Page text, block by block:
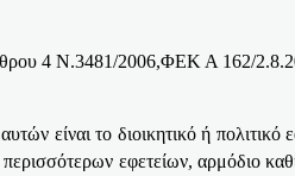
4 Ν.3481/2006,ΦΕΚ Α 162/
είναι το διοικητικό ή
περισσότερων εφετείων, αρμόδιο